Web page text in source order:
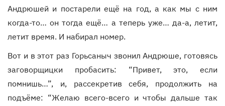
Андрюшей и постарели ещё на год, а как мы с ним
когда-то… он тогда ещё… а теперь уже… да-а, летит,
летит время. И набирал номер.
Вот и в этот раз Горьсаныч звонил Андрюше, готовясь
заговорщицки пробасить: “Привет, это, если
помнишь…”, и, рассекретив себя, продолжить на
подъёме: “Желаю всего-всего и чтобы дальше так